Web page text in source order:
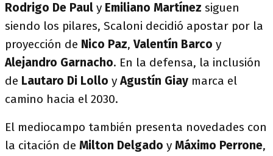
Rodrigo De Paul y Emiliano Martínez siguen
siendo los pilares, Scaloni decidió apostar por la
proyección de Nico Paz,Valentín Barco y
Alejandro Garnacho. En la defensa, la inclusión
de Lautaro Di Lollo yAgustín Giay marca el
camino hacia el 2030.
El mediocampo también presenta novedades con
la citación de Milton Delgado y Máximo Perrone,